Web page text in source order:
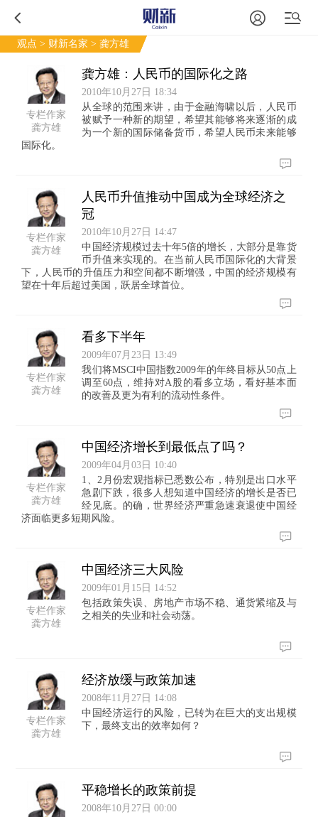
观点 > 财新名家 > 龚方雄
专栏作家
龚方雄
龚方雄：人民币的国际化之路
2010年10月27日 18:34
从全球的范围来讲，由于金融海啸以后，人民币
被赋予一种新的期望，希望其能够将来逐渐的成
为一个新的国际储备货币，希望人民币未来能够
国际化。
专栏作家
龚方雄
人民币升值推动中国成为全球经济之
冠
2010年10月27日 14:47
中国经济规模过去十年5倍的增长，大部分是靠货
币升值来实现的。在当前人民币国际化的大背景
下，人民币的升值压力和空间都不断增强，中国的经济规模有
望在十年后超过美国，跃居全球首位。
专栏作家
龚方雄
看多下半年
2009年07月23日 13:49
我们将MSCI中国指数2009年的年终目标从50点上
调至60点，维持对A股的看多立场，看好基本面
的改善及更为有利的流动性条件。
专栏作家
龚方雄
中国经济增长到最低点了吗？
2009年04月03日 10:40
1、2月份宏观指标已悉数公布，特别是出口水平
急剧下跌，很多人想知道中国经济的增长是否已
经见底。的确，世界经济严重急速衰退使中国经
济面临更多短期风险。
专栏作家
龚方雄
中国经济三大风险
2009年01月15日 14:52
包括政策失误、房地产市场不稳、通货紧缩及与
之相关的失业和社会动荡。
专栏作家
龚方雄
经济放缓与政策加速
2008年11月27日 14:08
中国经济运行的风险，已转为在巨大的支出规模
下，最终支出的效率如何？
平稳增长的政策前提
2008年10月27日 00:00